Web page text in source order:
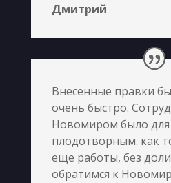
Дмитрий
Внесенные правки
очень быстро.
Новомиром было
плодотворным. как
еще работы, без
обратимся к